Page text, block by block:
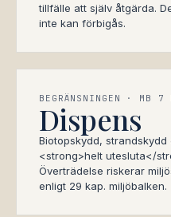
tillfälle att själv åtgärda.
inte kan förbigås.
BEGRÄNSNINGEN · MB
Dispens
Biotopskydd,
<strong>helt utesluta</
Överträdelse riskerar
enligt 29 kap. miljöbalken.